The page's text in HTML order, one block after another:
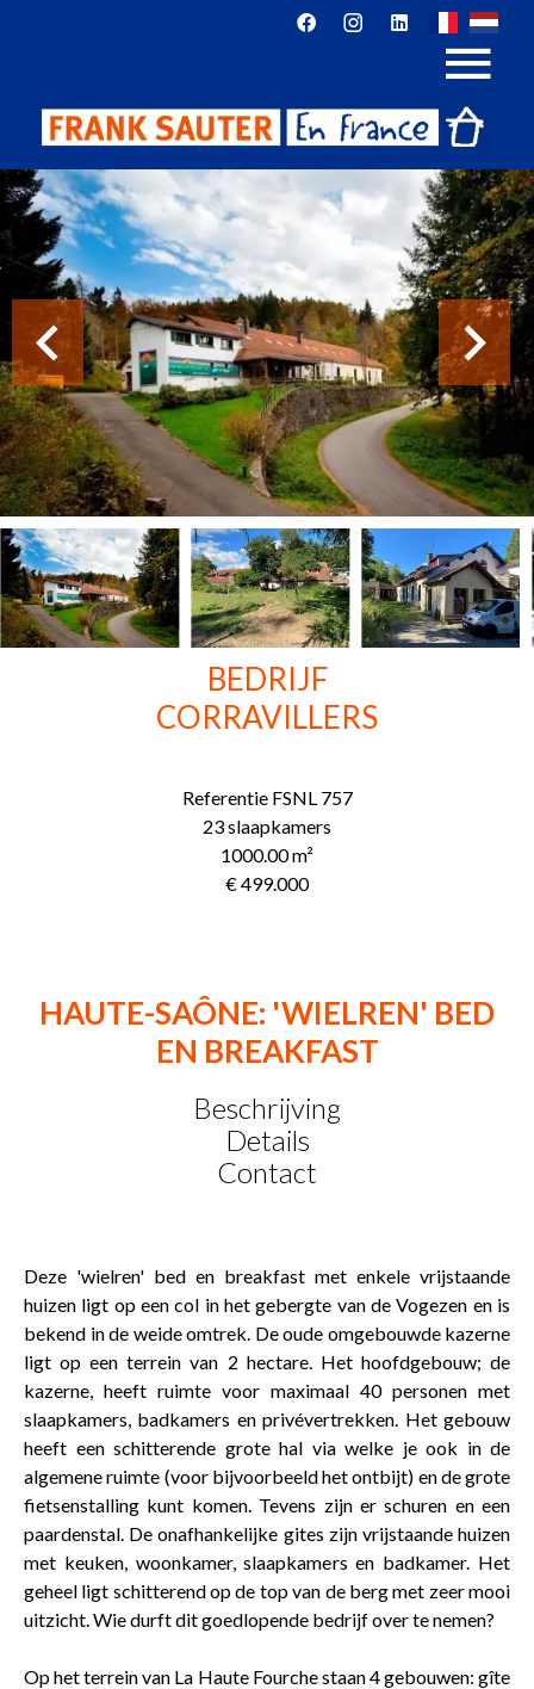
BEDRIJF
CORRAVILLERS
ReferentieFSNL 757
23 slaapkamers
1000.00m²
€ 499.000
HAUTE-SAÔNE: 'WIELREN' BED
EN BREAKFAST
Beschrijving
Details
Contact
Deze 'wielren' bed en breakfast met enkele vrijstaande
huizen ligt op een col in het gebergte van de Vogezen en is
bekend in de weide omtrek. De oude omgebouwde kazerne
ligt op een terrein van 2 hectare. Het hoofdgebouw; de
kazerne, heeft ruimte voor maximaal 40 personen met
slaapkamers, badkamers en privévertrekken. Het gebouw
heeft een schitterende grote hal via welke je ook in de
algemene ruimte (voor bijvoorbeeld het ontbijt) en de grote
fietsenstalling kunt komen. Tevens zijn er schuren en een
paardenstal. De onafhankelijke gites zijn vrijstaande huizen
met keuken, woonkamer, slaapkamers en badkamer. Het
geheel ligt schitterend op de top van de berg met zeer mooi
uitzicht. Wie durft dit goedlopende bedrijf over te nemen?
Op het terrein van La Haute Fourche staan 4 gebouwen: gîte